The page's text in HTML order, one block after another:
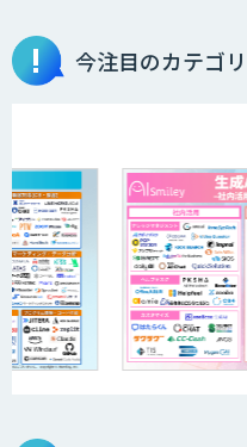
完全無
RPA定
ョン
FPT
今注目のカテゴ